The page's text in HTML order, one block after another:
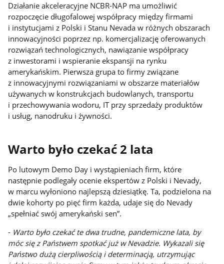
Działanie akceleracyjne NCBR-NAP ma umożliwić
rozpoczęcie długofalowej współpracy między firmami
i instytucjami z Polski i Stanu Nevada w różnych obszarach
innowacyjności poprzez np. komercjalizację oferowanych
rozwiązań technologicznych, nawiązanie współpracy
z inwestorami i wspieranie ekspansji na rynku
amerykańskim. Pierwsza grupa to firmy związane
z innowacyjnymi rozwiązaniami w obszarze materiałów
używanych w konstrukcjach budowlanych, transportu
i przechowywania wodoru, IT przy sprzedaży produktów
i usług, nanodruku i żywności.
Warto było czekać 2 lata
Po lutowym Demo Day i wystąpieniach firm, które
następnie podlegały ocenie ekspertów z Polski i Nevady,
w marcu wyłoniono najlepszą dziesiątkę. Ta, podzielona na
dwie kohorty po pięć firm każda, udaje się do Nevady
„spełniać swój amerykański sen”.
- Warto było czekać te dwa trudne, pandemiczne lata, by
móc się z Państwem spotkać już w Nevadzie. Wykazali się
Państwo dużą cierpliwością i determinacją, utrzymując